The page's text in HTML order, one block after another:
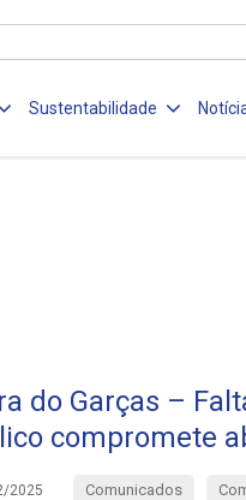
Sustentabilidade
do Garças –
compromete
2025 Comunicados